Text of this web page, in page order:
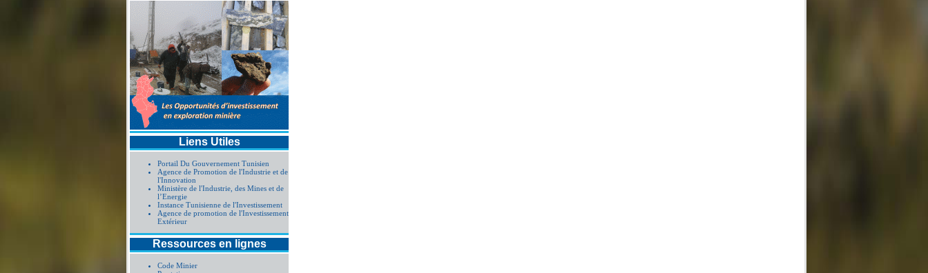
Liens Utiles
Portail Du Gouvernement Tunisien
Agence de Promotion de l'Industrie et de
l'Innovation
Ministère de l'Industrie, des Mines et de
l’Energie
Instance Tunisienne de l'Investissement
Agence de promotion de l'Investissement
Extérieur
Ressources en lignes
Code Minier